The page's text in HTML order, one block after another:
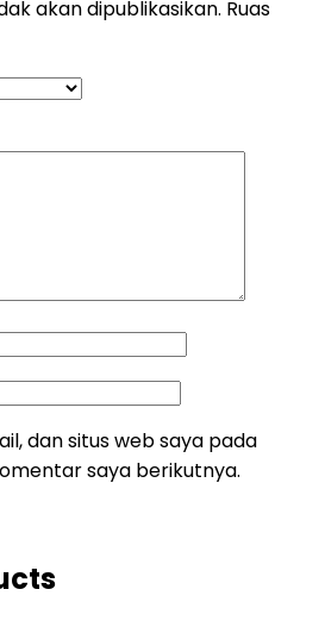
akan dipublikasikan. Ruas
dan situs web saya pada
saya berikutnya.